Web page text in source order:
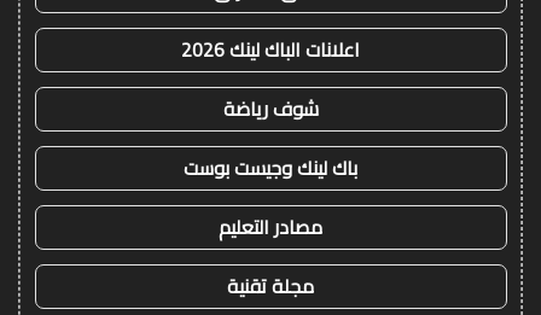
اعلانات الباك لينك 2026
شوف رياضة
باك لينك وجيست بوست
مصادر التعليم
مجلة تقنية